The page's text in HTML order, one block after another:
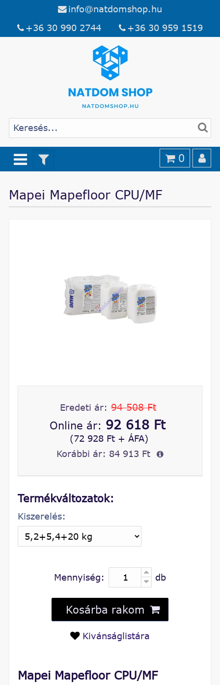
info@natdomshop.hu
+36 30 990 2744
+36 30 959 1519
0
Mapei Mapefloor CPU/MF
Mapei Mapefloor CPU/MF
Eredeti ár: 94 508 Ft
Online ár: 92 618 Ft
(72 928 Ft + ÁFA)
Korábbi ár: 84 913 Ft
Termékváltozatok:
Kiszerelés:
Mennyiség: db
Kosárba rakom
Kivánságlistára